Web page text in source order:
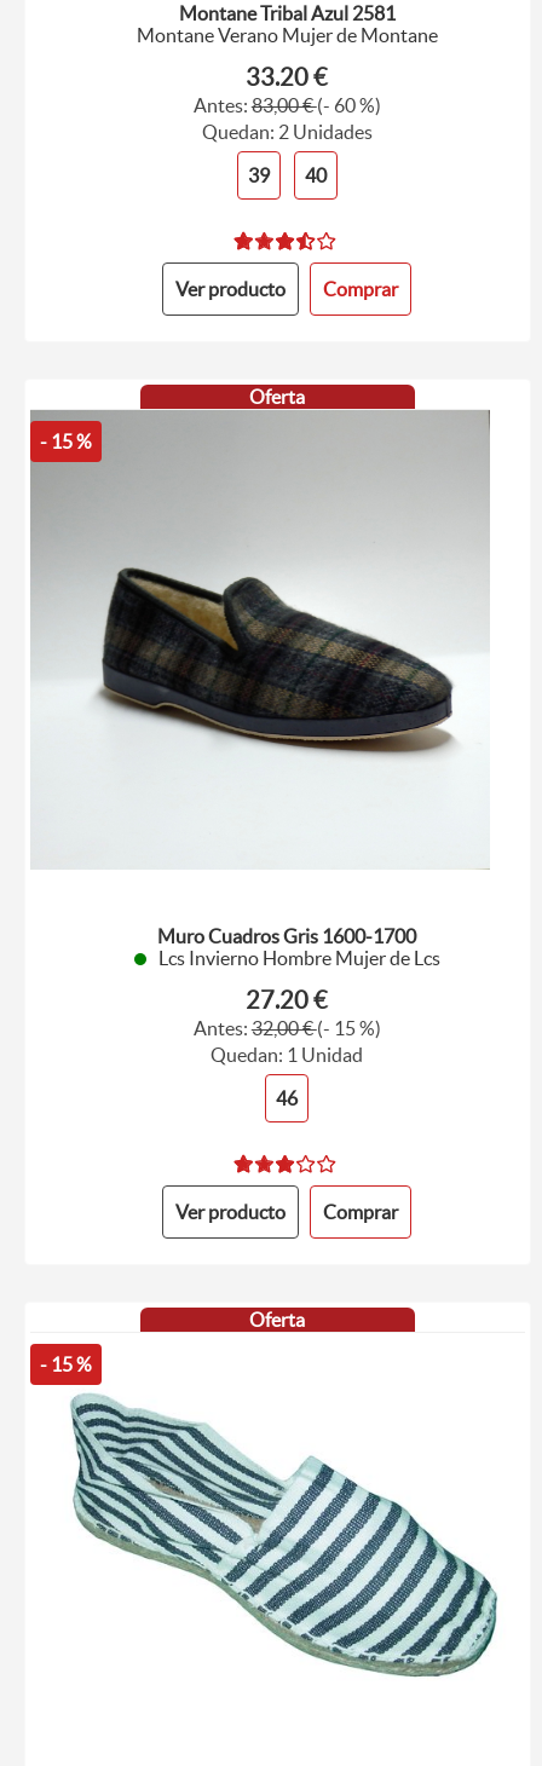
Montane Tribal Azul 2581
Montane Verano Mujer de Montane
33.20 €
Antes:83,00 €(- 60 %)
Quedan: 2 Unidades
39
40
Ver producto Comprar
Oferta
- 15 %
Muro Cuadros Gris 1600-1700
Lcs Invierno Hombre Mujer de Lcs
27.20 €
Antes:32,00 €(- 15 %)
Quedan: 1 Unidad
46
Ver producto Comprar
Oferta
- 15 %